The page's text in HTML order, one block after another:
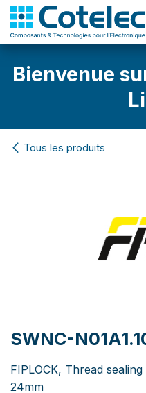
Bienvenue
Tous les produits
SWNC-
FIPLOCK, Thread
24mm